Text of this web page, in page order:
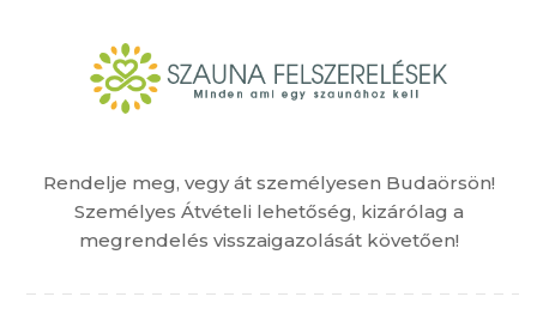
Rendelje meg, vegy át személyesen Budaörsön!
Személyes Átvételi lehetőség, kizárólag a
megrendelés visszaigazolását követően!